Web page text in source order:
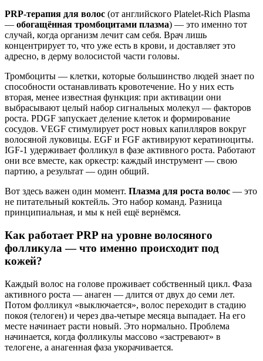
PRP-терапия для волос (от английского Platelet-Rich Plasma
— обогащённая тромбоцитами плазма) — это именно тот
случай, когда организм лечит сам себя. Врач лишь
концентрирует то, что уже есть в крови, и доставляет это
адресно, в дерму волосистой части головы.
Тромбоциты — клетки, которые большинство людей знает по
способности останавливать кровотечение. Но у них есть
вторая, менее известная функция: при активации они
выбрасывают целый набор сигнальных молекул — факторов
роста. PDGF запускает деление клеток и формирование
сосудов. VEGF стимулирует рост новых капилляров вокруг
волосяной луковицы. EGF и FGF активируют кератиноциты.
IGF-1 удерживает фолликул в фазе активного роста. Работают
они все вместе, как оркестр: каждый инструмент — свою
партию, а результат — один общий.
Вот здесь важен один момент. Плазма для роста волос — это
не питательный коктейль. Это набор команд. Разница
принципиальная, и мы к ней ещё вернёмся.
Как работает PRP на уровне волосяного
фолликула — что именно происходит под
кожей?
Каждый волос на голове проживает собственный цикл. Фаза
активного роста — анаген — длится от двух до семи лет.
Потом фолликул «выключается», волос переходит в стадию
покоя (телоген) и через два-четыре месяца выпадает. На его
месте начинает расти новый. Это нормально. Проблема
начинается, когда фолликулы массово «застревают» в
телогене, а анагенная фаза укорачивается.